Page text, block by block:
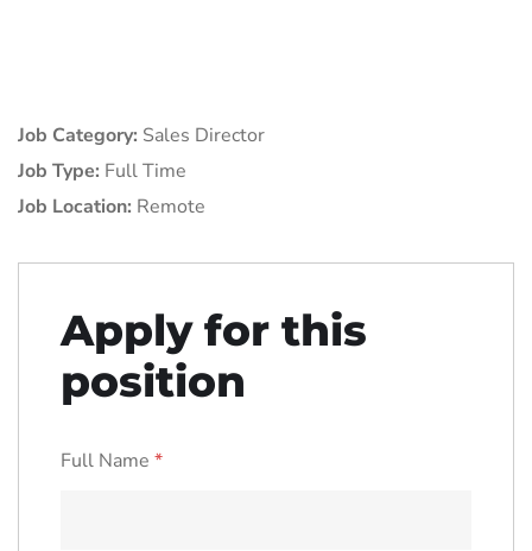
Job Category: Sales Director
Job Type: Full Time
Job Location: Remote
Apply for this
position
Full Name *